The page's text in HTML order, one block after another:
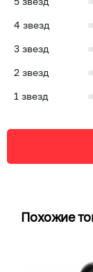
4 звезд
3 звезд
2 звезд
1 звезд
Похожие